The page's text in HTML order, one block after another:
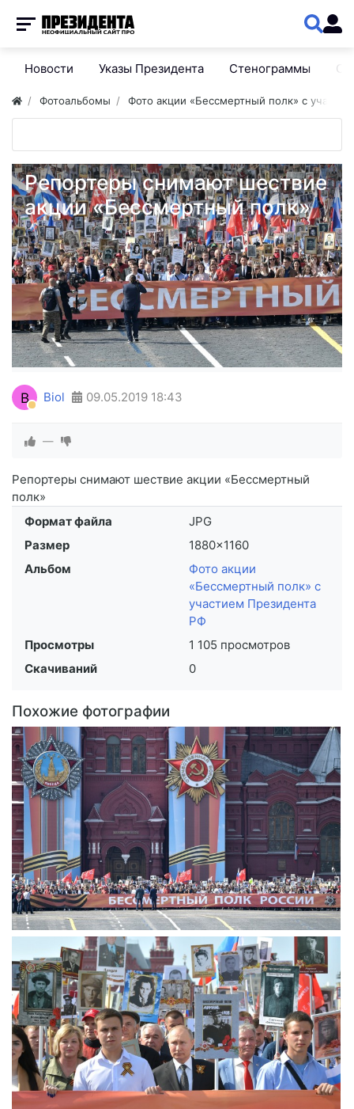
Новости Указы Президента Стенограммы
Фотоальбомы Фото акции «Бессмертный полк» с
Репортеры снимают шествие
акции «Бессмертный полк»
B Biol 09.05.2019 18:43
—
Репортеры снимают шествие акции «Бессмертный
полк»
Формат файла
JPG
Размер
1880×1160
Альбом
Фото акции
«Бессмертный полк» с
участием Президента
РФ
Просмотры
1 105 просмотров
Скачиваний
0
Похожие фотографии